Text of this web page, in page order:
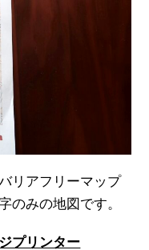
リアフリーマップ
のみの地図です。
プリンター